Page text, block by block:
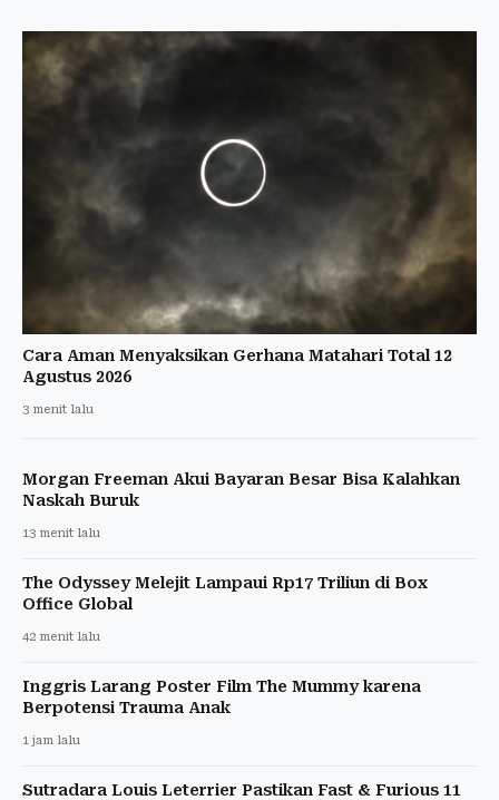
Cara Aman Menyaksikan Gerhana Matahari Total 12
Agustus 2026
3 menit lalu
Morgan Freeman Akui Bayaran Besar Bisa Kalahkan
Naskah Buruk
13 menit lalu
The Odyssey Melejit Lampaui Rp17 Triliun di Box
Office Global
42 menit lalu
Inggris Larang Poster Film The Mummy karena
Berpotensi Trauma Anak
1 jam lalu
Sutradara Louis Leterrier Pastikan Fast & Furious 11